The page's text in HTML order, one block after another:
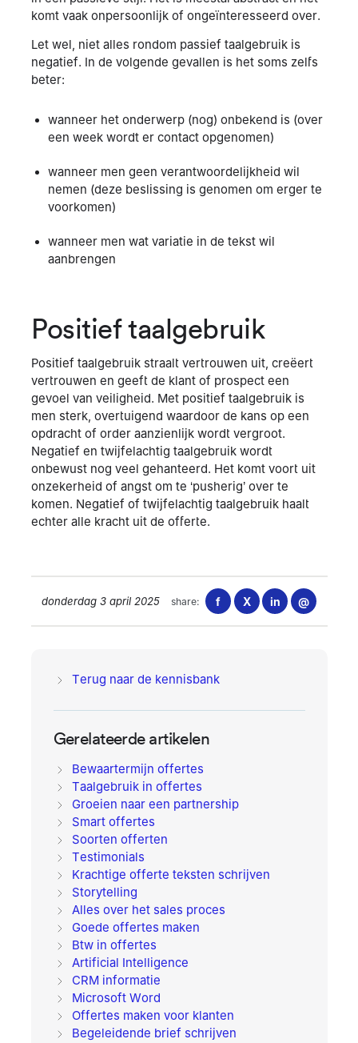
komt vaak onpersoonlijk of ongeïnteresseerd over.
Let wel, niet alles rondom passief taalgebruik is
negatief. In de volgende gevallen is het soms zelfs
beter:
wanneer het onderwerp (nog) onbekend is (over
een week wordt er contact opgenomen)
wanneer men geen verantwoordelijkheid wil
nemen (deze beslissing is genomen om erger te
voorkomen)
wanneer men wat variatie in de tekst wil
aanbrengen
Positief taalgebruik
Positief taalgebruik straalt vertrouwen uit, creëert
vertrouwen en geeft de klant of prospect een
gevoel van veiligheid. Met positief taalgebruik is
men sterk, overtuigend waardoor de kans op een
opdracht of order aanzienlijk wordt vergroot.
Negatief en twijfelachtig taalgebruik wordt
onbewust nog veel gehanteerd. Het komt voort uit
onzekerheid of angst om te ‘pusherig’ over te
komen. Negatief of twijfelachtig taalgebruik haalt
echter alle kracht uit de offerte.
donderdag 3 april 2025 share: f X in @
Terug naar de kennisbank
Gerelateerde artikelen
Bewaartermijn offertes
Taalgebruik in offertes
Groeien naar een partnership
Smart offertes
Soorten offerten
Testimonials
Krachtige offerte teksten schrijven
Storytelling
Alles over het sales proces
Goede offertes maken
Btw in offertes
Artificial Intelligence
CRM informatie
Microsoft Word
Offertes maken voor klanten
Begeleidende brief schrijven